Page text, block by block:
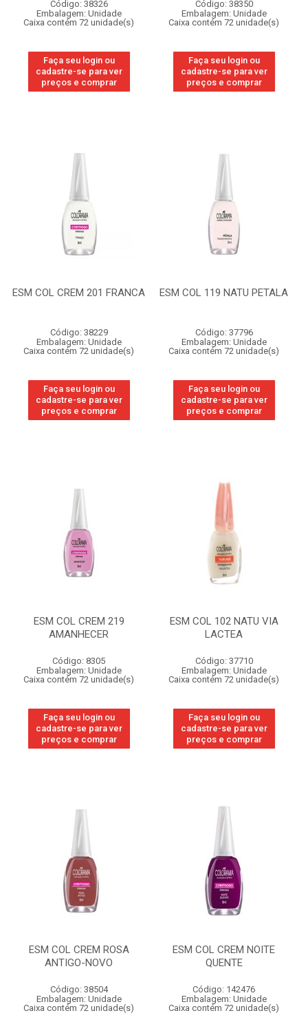
Código: 38326
Embalagem: Unidade
Caixa contém 72 unidade(s)
Faça seu login ou
cadastre-se para ver
preços e comprar
Código: 38350
Embalagem: Unidade
Caixa contém 72 unidade(s)
Faça seu login ou
cadastre-se para ver
preços e comprar
ESM COL CREM 201 FRANCA
Código: 38229
Embalagem: Unidade
Caixa contém 72 unidade(s)
Faça seu login ou
cadastre-se para ver
preços e comprar
ESM COL 119 NATU PETALA
Código: 37796
Embalagem: Unidade
Caixa contém 72 unidade(s)
Faça seu login ou
cadastre-se para ver
preços e comprar
ESM COL CREM 219
AMANHECER
Código: 8305
Embalagem: Unidade
Caixa contém 72 unidade(s)
Faça seu login ou
cadastre-se para ver
preços e comprar
ESM COL 102 NATU VIA
LACTEA
Código: 37710
Embalagem: Unidade
Caixa contém 72 unidade(s)
Faça seu login ou
cadastre-se para ver
preços e comprar
ESM COL CREM ROSA
ANTIGO-NOVO
Código: 38504
Embalagem: Unidade
Caixa contém 72 unidade(s)
ESM COL CREM NOITE
QUENTE
Código: 142476
Embalagem: Unidade
Caixa contém 72 unidade(s)